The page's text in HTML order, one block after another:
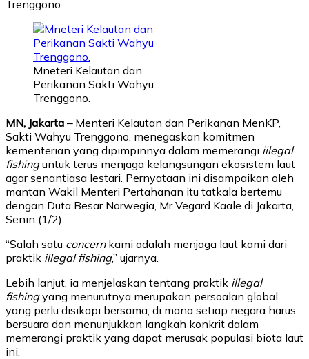
Mneteri Kelautan dan
Perikanan Sakti Wahyu
Trenggono.
MN, Jakarta – Menteri Kelautan dan Perikanan MenKP,
Sakti Wahyu Trenggono, menegaskan komitmen
kementerian yang dipimpinnya dalam memerangi iilegal
fishinguntuk terus menjaga kelangsungan ekosistem laut
agar senantiasa lestari. Pernyataan ini disampaikan oleh
mantan Wakil Menteri Pertahanan itu tatkala bertemu
dengan Duta Besar Norwegia, Mr Vegard Kaale di Jakarta,
Senin (1/2).
“Salah satu concernkami adalah menjaga laut kami dari
praktik illegal fishing,” ujarnya.
Lebih lanjut, ia menjelaskan tentang praktik illegal
fishingyang menurutnya merupakan persoalan global
yang perlu disikapi bersama, di mana setiap negara harus
bersuara dan menunjukkan langkah konkrit dalam
memerangi praktik yang dapat merusak populasi biota laut
ini.